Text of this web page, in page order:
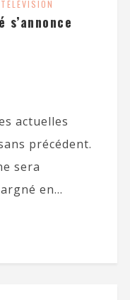
TÉLÉVISION
actuelles
précédent.
sera
en...